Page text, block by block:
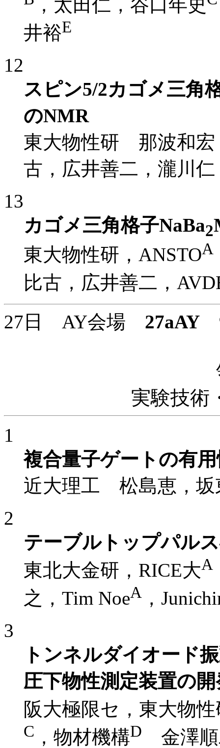
，太田仁，谷口年史
井裕E
12
スピン5/2カゴメ三角
のNMR
東大物性研 那波和宏
古，広井善二，瀧川仁
13
カゴメ三角格子NaBa2
東大物性研，ANSTOA
比古，広井善二，
27日 AY会場 27aAY
実験技術
1
複合量子ゲートの有
近大理工 松島恵，坂
2
テーブルトップパル
東北大金研，RICE大A
之，Tim NoeA ，
3
トンネルダイオード
圧下物性測定装置の開
阪大極限セ，東大物性
C ，物材機構D
金澤順